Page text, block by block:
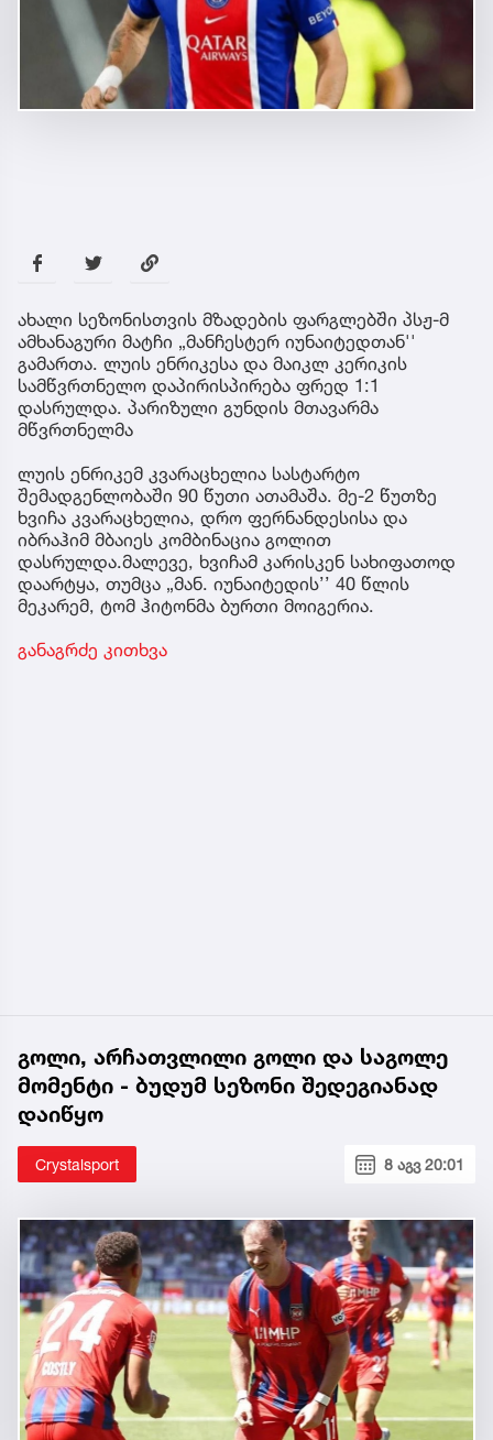
ახალი სეზონისთვის მზადების ფარგლებში პსჟ-მ
ამხანაგური მატჩი „მანჩესტერ იუნაიტედთან''
გამართა. ლუის ენრიკესა და მაიკლ კერიკის
სამწვრთნელო დაპირისპირება ფრედ 1:1
დასრულდა. პარიზული გუნდის მთავარმა
მწვრთნელმა
ლუის ენრიკემ კვარაცხელია სასტარტო
შემადგენლობაში 90 წუთი ათამაშა. მე-2 წუთზე
ხვიჩა კვარაცხელია, დრო ფერნანდესისა და
იბრაჰიმ მბაიეს კომბინაცია გოლით
დასრულდა.მალევე, ხვიჩამ კარისკენ სახიფათოდ
დაარტყა, თუმცა „მან. იუნაიტედის’’ 40 წლის
მეკარემ, ტომ ჰიტონმა ბურთი მოიგერია.
განაგრძე კითხვა
გოლი, არჩათვლილი გოლი და საგოლე
მომენტი - ბუდუმ სეზონი შედეგიანად
დაიწყო
Crystalsport 8 აგვ 20:01